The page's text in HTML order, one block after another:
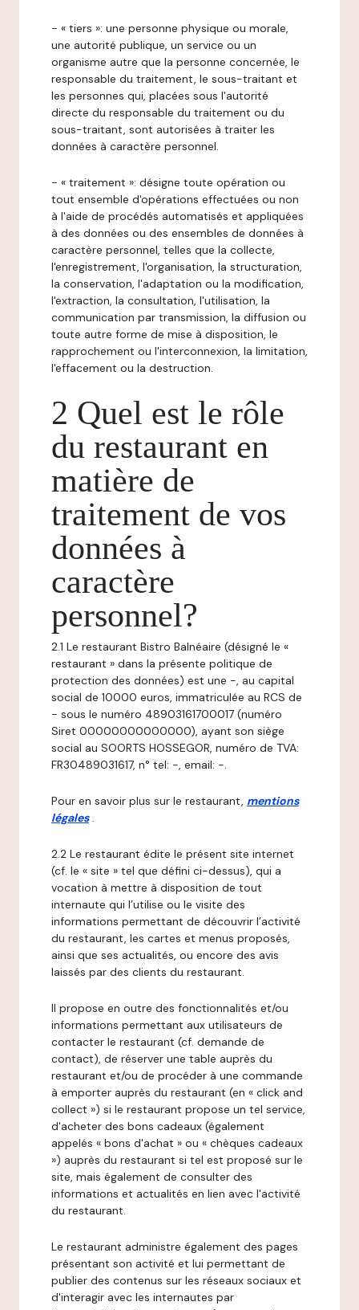
- « tiers »: une personne physique ou morale,
une autorité publique, un service ou un
organisme autre que la personne concernée, le
responsable du traitement, le sous-traitant et
les personnes qui, placées sous l'autorité
directe du responsable du traitement ou du
sous-traitant, sont autorisées à traiter les
données à caractère personnel.
- « traitement »: désigne toute opération ou
tout ensemble d'opérations effectuées ou non
à l'aide de procédés automatisés et appliquées
à des données ou des ensembles de données à
caractère personnel, telles que la collecte,
l'enregistrement, l'organisation, la structuration,
la conservation, l'adaptation ou la modification,
l'extraction, la consultation, l'utilisation, la
communication par transmission, la diffusion ou
toute autre forme de mise à disposition, le
rapprochement ou l'interconnexion, la limitation,
l'effacement ou la destruction.
2 Quel est le rôle
du restaurant en
matière de
traitement de vos
données à
caractère
personnel?
2.1 Le restaurant Bistro Balnéaire (désigné le «
restaurant » dans la présente politique de
protection des données) est une -, au capital
social de 10000 euros, immatriculée au RCS de
- sous le numéro 48903161700017 (numéro
Siret 00000000000000), ayant son siège
social au SOORTS HOSSEGOR, numéro de TVA:
FR30489031617, n° tel: -, email: -.
Pour en savoir plus sur le restaurant, mentions
légales .
2.2 Le restaurant édite le présent site internet
(cf. le « site » tel que défini ci-dessus), qui a
vocation à mettre à disposition de tout
internaute qui l’utilise ou le visite des
informations permettant de découvrir l’activité
du restaurant, les cartes et menus proposés,
ainsi que ses actualités, ou encore des avis
laissés par des clients du restaurant.
Il propose en outre des fonctionnalités et/ou
informations permettant aux utilisateurs de
contacter le restaurant (cf. demande de
contact), de réserver une table auprès du
restaurant et/ou de procéder à une commande
à emporter auprès du restaurant (en « click and
collect ») si le restaurant propose un tel service,
d'acheter des bons cadeaux (également
appelés « bons d'achat » ou « chèques cadeaux
») auprès du restaurant si tel est proposé sur le
site, mais également de consulter des
informations et actualités en lien avec l'activité
du restaurant.
Le restaurant administre également des pages
présentant son activité et lui permettant de
publier des contenus sur les réseaux sociaux et
d'interagir avec les internautes par